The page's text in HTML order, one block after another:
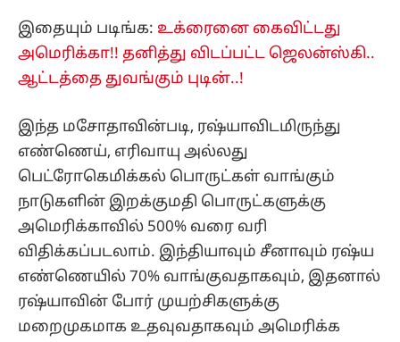
இதையும் படிங்க: உக்ரைனை கைவிட்டது
அமெரிக்கா!! தனித்து விடப்பட்ட ஜெலன்ஸ்கி..
ஆட்டத்தை துவங்கும் புடின்..!
இந்த மசோதாவின்படி, ரஷ்யாவிடமிருந்து
எண்ணெய், எரிவாயு அல்லது
பெட்ரோகெமிக்கல் பொருட்கள் வாங்கும்
நாடுகளின் இறக்குமதி பொருட்களுக்கு
அமெரிக்காவில் 500% வரை வரி
விதிக்கப்படலாம். இந்தியாவும் சீனாவும் ரஷ்ய
எண்ணெயில் 70% வாங்குவதாகவும், இதனால்
ரஷ்யாவின் போர் முயற்சிகளுக்கு
மறைமுகமாக உதவுவதாகவும் அமெரிக்க